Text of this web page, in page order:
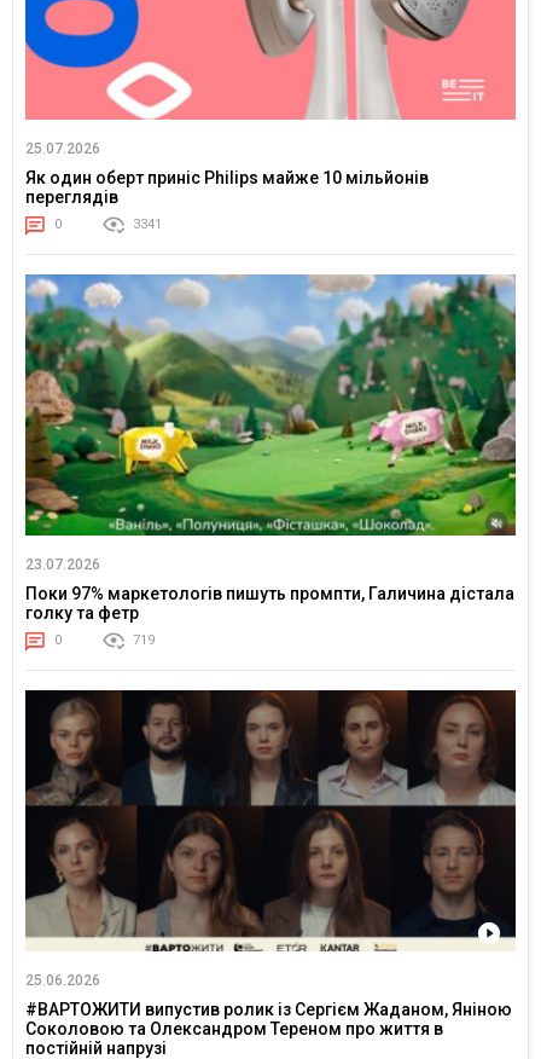
25.07.2026
Як один оберт приніс Philips майже 10 мільйонів
переглядів
0 3341
23.07.2026
Поки 97% маркетологів пишуть промпти, Галичина дістала
голку та фетр
0 719
25.06.2026
#ВАРТОЖИТИ випустив ролик із Сергієм Жаданом, Яніною
Соколовою та Олександром Тереном про життя в
постійній напрузі